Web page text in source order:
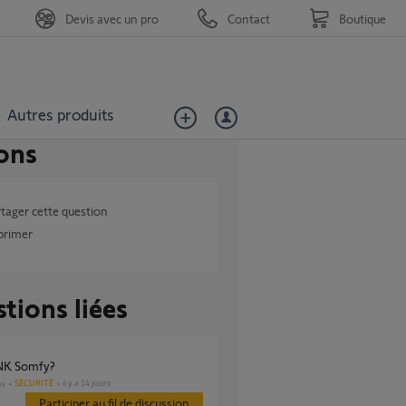
Autres produits
Devis avec un pro Contact Boutique
cette question
liées
Somfy?
SÉCURITÉ il y a 14 jours
Participer au fil de discussion